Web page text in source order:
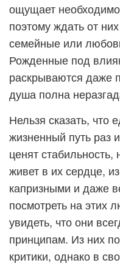
ощущает
поэтому ждать от
семейные или
Рожденные под
раскрываются даже
душа полна
Нельзя сказать, что
жизненный путь раз
ценят
живет в их сердце,
капризными и даже
посмотреть на этих
увидеть, что они
принципам. Из них
критики, однако в